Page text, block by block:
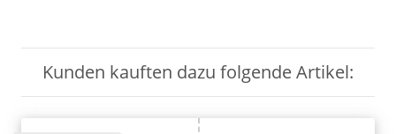
Kunden kauften dazu folgende Artikel: